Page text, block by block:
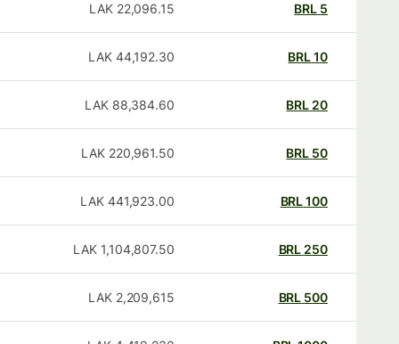
BRL
22,096.15
LAK
BRL
44,192.30
LAK
20
BRL
88,384.60
LAK
50
BRL
220,961.50
LAK
100
BRL
441,923.00
LAK
250
BRL
1,104,807.50
LAK
500
BRL
2,209,615
LAK